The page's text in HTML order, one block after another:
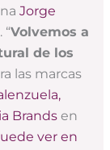
Jorge
. “Volvemos a
de los
las marcas
Brandsen
ver en